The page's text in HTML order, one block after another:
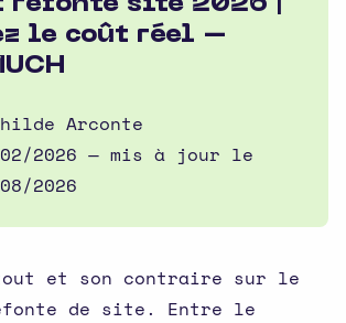
le coût réel –
Arconte
2026 — mis à jour le
2026
et son contraire sur le
de site. Entre le